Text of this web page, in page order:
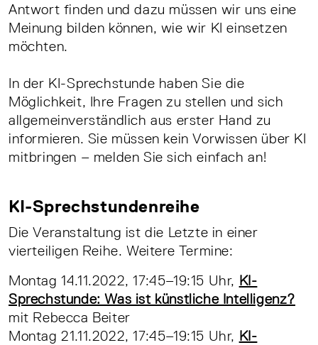
Antwort finden und dazu müssen wir uns eine
Meinung bilden können, wie wir KI einsetzen
möchten.
In der KI-Sprechstunde haben Sie die
Möglichkeit, Ihre Fragen zu stellen und sich
allgemeinverständlich aus erster Hand zu
informieren. Sie müssen kein Vorwissen über KI
mitbringen – melden Sie sich einfach an!
KI-Sprechstundenreihe
Die Veranstaltung ist die Letzte in einer
vierteiligen Reihe. Weitere Termine:
Montag 14.11.2022, 17:45–19:15 Uhr, KI-
Sprechstunde: Was ist künstliche Intelligenz?
mit Rebecca Beiter
Montag 21.11.2022, 17:45–19:15 Uhr, KI-